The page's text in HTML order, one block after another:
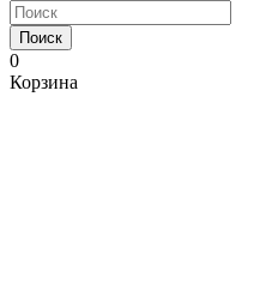
Поиск
0
Корзина